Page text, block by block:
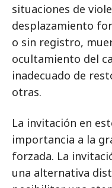
situaciones de
desplazamiento
o sin registro,
ocultamiento del
inadecuado de
otras.
La invitación en
importancia a la
forzada. La
una alternativa